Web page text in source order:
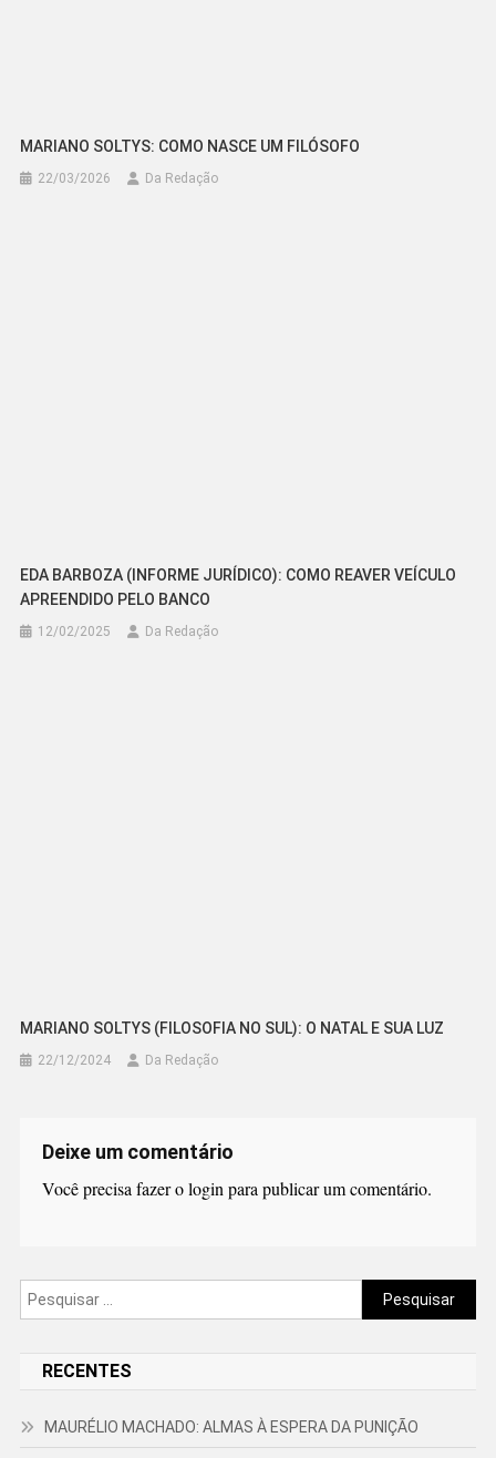
MARIANO SOLTYS: COMO NASCE UM FILÓSOFO
22/03/2026 Da Redação
EDA BARBOZA (INFORME JURÍDICO): COMO REAVER VEÍCULO
APREENDIDO PELO BANCO
12/02/2025 Da Redação
MARIANO SOLTYS (FILOSOFIA NO SUL): O NATAL E SUA LUZ
22/12/2024 Da Redação
Deixe um comentário
Você precisa fazer ologinpara publicar um comentário.
Pesquisar
por:
RECENTES
MAURÉLIO MACHADO: ALMAS À ESPERA DA PUNIÇÃO